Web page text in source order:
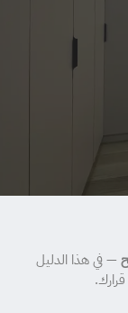
— في هذا الدليل